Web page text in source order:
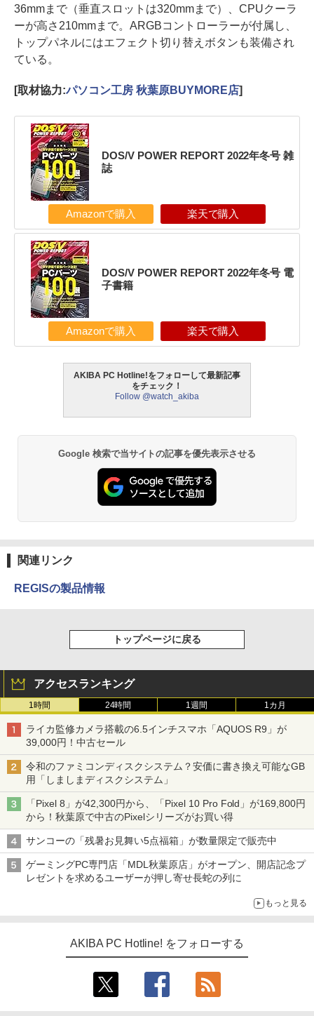
36mmまで（垂直スロットは320mmまで）、CPUクーラ
ーが高さ210mmまで。ARGBコントローラーが付属し、
トップパネルにはエフェクト切り替えボタンも装備され
ている。
[取材協力:パソコン工房 秋葉原BUYMORE店]
DOS/V POWER REPORT 2022年冬号 雑
誌
Amazonで購入 楽天で購入
DOS/V POWER REPORT 2022年冬号 電
子書籍
Amazonで購入 楽天で購入
AKIBA PC Hotline!をフォローして最新記事
をチェック！
Follow @watch_akiba
Google 検索で当サイトの記事を優先表示させる
関連リンク
REGISの製品情報
トップページに戻る
アクセスランキング
1時間 24時間 1週間 1カ月
ライカ監修カメラ搭載の6.5インチスマホ「AQUOS R9」が
39,000円！中古セール
令和のファミコンディスクシステム？安価に書き換え可能なGB
用「しましまディスクシステム」
「Pixel 8」が42,300円から、「Pixel 10 Pro Fold」が169,800円
から！秋葉原で中古のPixelシリーズがお買い得
サンコーの「残暑お見舞い5点福箱」が数量限定で販売中
ゲーミングPC専門店「MDL秋葉原店」がオープン、開店記念プ
レゼントを求めるユーザーが押し寄せ長蛇の列に
もっと見る
AKIBA PC Hotline! をフォローする